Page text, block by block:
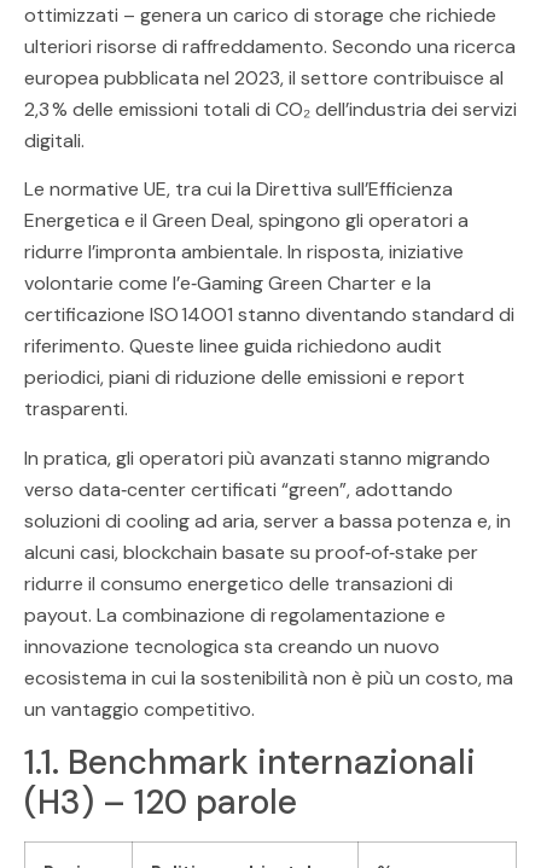
ottimizzati – genera un carico di storage che richiede
ulteriori risorse di raffreddamento. Secondo una ricerca
europea pubblicata nel 2023, il settore contribuisce al
2,3 % delle emissioni totali di CO₂ dell’industria dei servizi
digitali.
Le normative UE, tra cui la Direttiva sull’Efficienza
Energetica e il Green Deal, spingono gli operatori a
ridurre l’impronta ambientale. In risposta, iniziative
volontarie come l’e‑Gaming Green Charter e la
certificazione ISO 14001 stanno diventando standard di
riferimento. Queste linee guida richiedono audit
periodici, piani di riduzione delle emissioni e report
trasparenti.
In pratica, gli operatori più avanzati stanno migrando
verso data‑center certificati “green”, adottando
soluzioni di cooling ad aria, server a bassa potenza e, in
alcuni casi, blockchain basate su proof‑of‑stake per
ridurre il consumo energetico delle transazioni di
payout. La combinazione di regolamentazione e
innovazione tecnologica sta creando un nuovo
ecosistema in cui la sostenibilità non è più un costo, ma
un vantaggio competitivo.
1.1. Benchmark internazionali
(H3) – 120 parole